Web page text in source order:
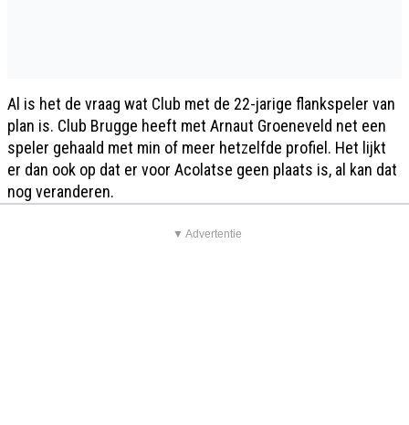
Al is het de vraag wat Club met de 22-jarige flankspeler van
plan is. Club Brugge heeft met Arnaut Groeneveld net een
speler gehaald met min of meer hetzelfde profiel. Het lijkt
er dan ook op dat er voor Acolatse geen plaats is, al kan dat
nog veranderen.
▼ Advertentie